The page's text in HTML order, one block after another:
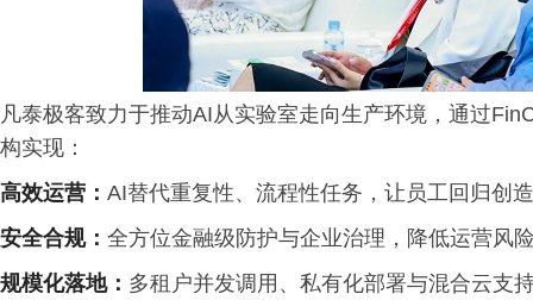
凡泰极客致力于推动AI从实验室走向生产环境，通过
构实现：
高效运营： AI替代重复性、流程性任务，让员工回归创
安全合规： 全方位金融级防护与企业治理，降低运营风
规模化落地： 多租户并发调用、私有化部署与混合云支